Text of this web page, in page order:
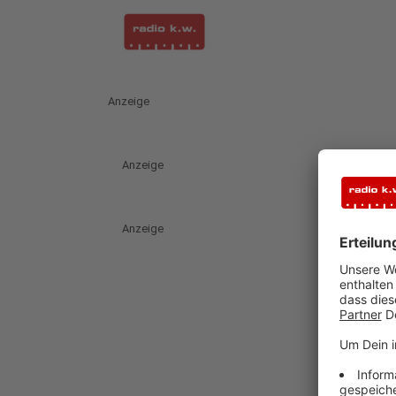
Anzeige
Anzeige
Anzeige